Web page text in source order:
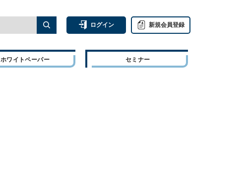
ログイン 新規会員登録
ホワイトペーパー セミナー